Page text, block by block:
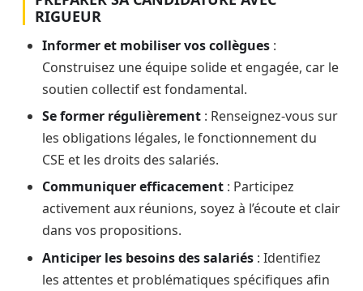
RIGUEUR
Informer et mobiliser vos collègues :
Construisez une équipe solide et engagée, car le
soutien collectif est fondamental.
Se former régulièrement : Renseignez-vous sur
les obligations légales, le fonctionnement du
CSE et les droits des salariés.
Communiquer efficacement : Participez
activement aux réunions, soyez à l’écoute et clair
dans vos propositions.
Anticiper les besoins des salariés : Identifiez
les attentes et problématiques spécifiques afin